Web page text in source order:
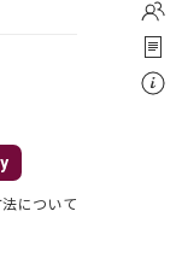
について